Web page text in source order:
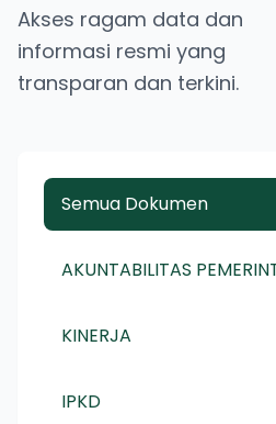
Akses ragam data dan
informasi resmi yang
transparan dan terkini.
Semua Dokumen
AKUNTABILITAS
KINERJA
IPKD